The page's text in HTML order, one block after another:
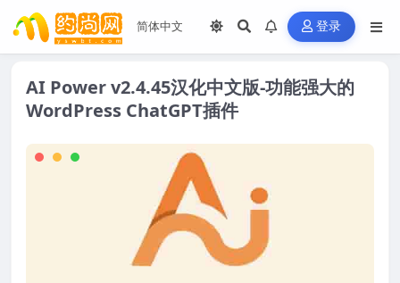
登录
AI Power v2.4.45汉化中文版-功能强大的
WordPress ChatGPT插件